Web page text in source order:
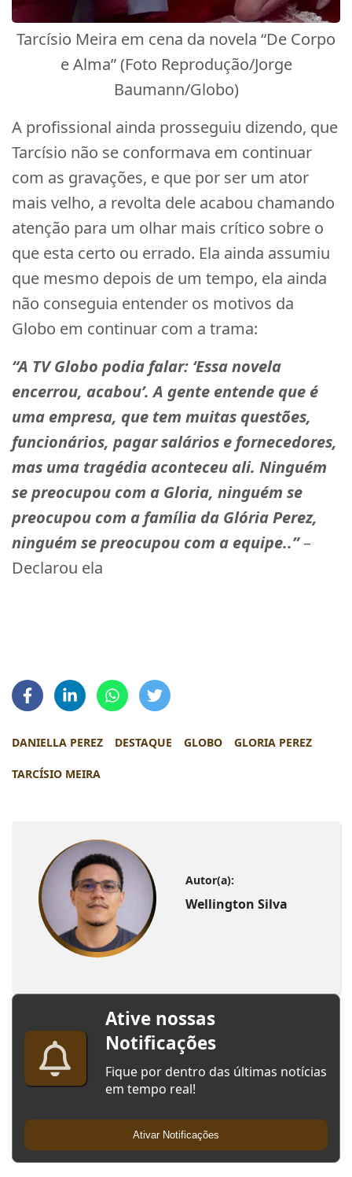
Tarcísio Meira em cena da novela “De Corpo
e Alma” (Foto Reprodução/Jorge
Baumann/Globo)
A profissional ainda prosseguiu dizendo, que
Tarcísio não se conformava em continuar
com as gravações, e que por ser um ator
mais velho, a revolta dele acabou chamando
atenção para um olhar mais crítico sobre o
que esta certo ou errado. Ela ainda assumiu
que mesmo depois de um tempo, ela ainda
não conseguia entender os motivos da
Globo em continuar com a trama:
“A TV Globo podia falar: ‘Essa novela
encerrou, acabou’. A gente entende que é
uma empresa, que tem muitas questões,
funcionários, pagar salários e fornecedores,
mas uma tragédia aconteceu ali. Ninguém
se preocupou com a Gloria, ninguém se
preocupou com a família da Glória Perez,
ninguém se preocupou com a equipe..”–
Declarou ela
DANIELLA PEREZ DESTAQUE GLOBO GLORIA PEREZ
TARCÍSIO MEIRA
Autor(a):
Wellington Silva
Ative nossas
Notificações
Fique por dentro das últimas notícias
em tempo real!
Ativar Notificações